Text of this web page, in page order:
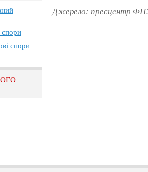
спори
спори
Джерело: пресцентр